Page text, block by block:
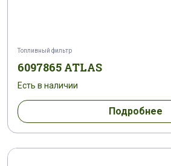
Топливный фильтр
6097865 ATLAS
Есть в наличии
Подробнее